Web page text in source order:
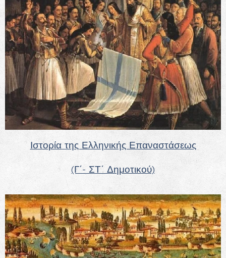
Ιστορία της Ελληνικής Επαναστάσεως
(Γ΄- ΣΤ΄ Δημοτικού)